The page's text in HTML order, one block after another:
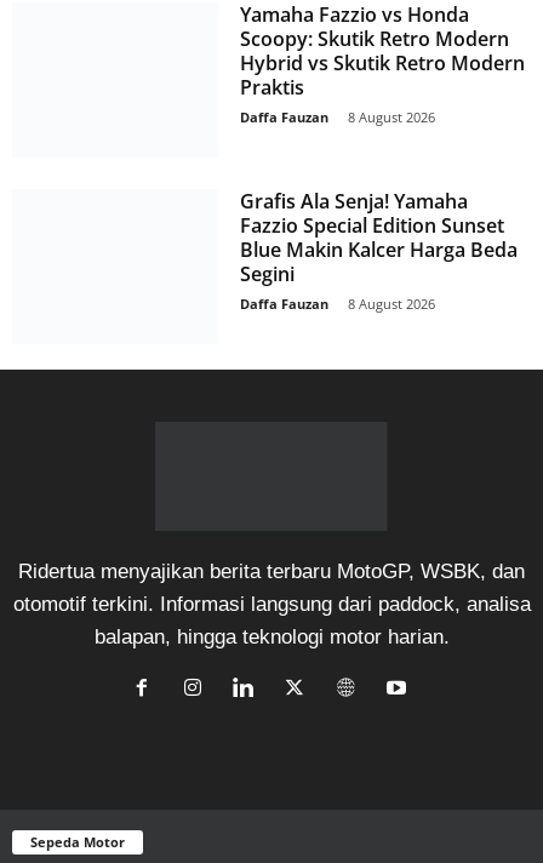
Yamaha Fazzio vs Honda
Scoopy: Skutik Retro Modern
Hybrid vs Skutik Retro Modern
Praktis
Daffa Fauzan 8 August 2026
Grafis Ala Senja! Yamaha
Fazzio Special Edition Sunset
Blue Makin Kalcer Harga Beda
Segini
Daffa Fauzan 8 August 2026
Ridertua menyajikan berita terbaru MotoGP, WSBK, dan
otomotif terkini. Informasi langsung dari paddock, analisa
balapan, hingga teknologi motor harian.
Sepeda Motor